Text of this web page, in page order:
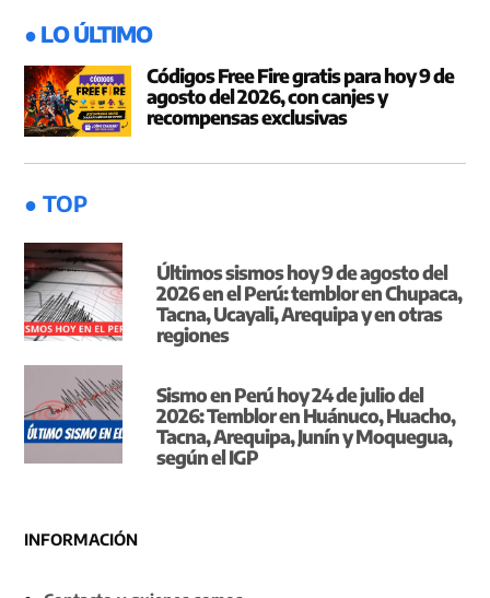
● LO ÚLTIMO
Códigos Free Fire gratis para hoy 9 de
agosto del 2026, con canjes y
recompensas exclusivas
● TOP
Últimos sismos hoy 9 de agosto del
2026 en el Perú: temblor en Chupaca,
Tacna, Ucayali, Arequipa y en otras
regiones
Sismo en Perú hoy 24 de julio del
2026: Temblor en Huánuco, Huacho,
Tacna, Arequipa, Junín y Moquegua,
según el IGP
INFORMACIÓN